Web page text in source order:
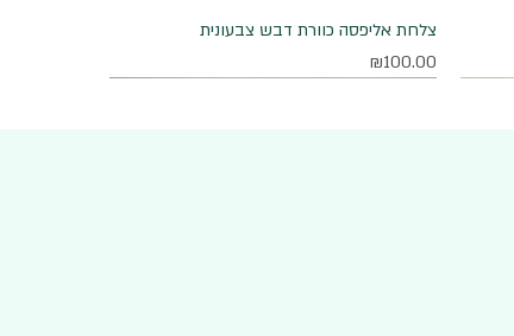
תצוגה מהירה
צלחת אליפסה כוורת דבש צבעונית
מחיר
₪100.00